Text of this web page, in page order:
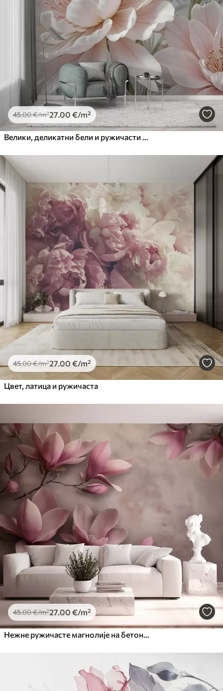
Premium
.00€/m²
Premium Vinil
.00 .00 /m²
Peel and Stick
81.6749.00€/m²
45.00€/m²27 .00 €/m²
45.00€/m²27 .00 €/m²
Цвет, латица и ружичаста
45.00€/m²27 .00 €/m²